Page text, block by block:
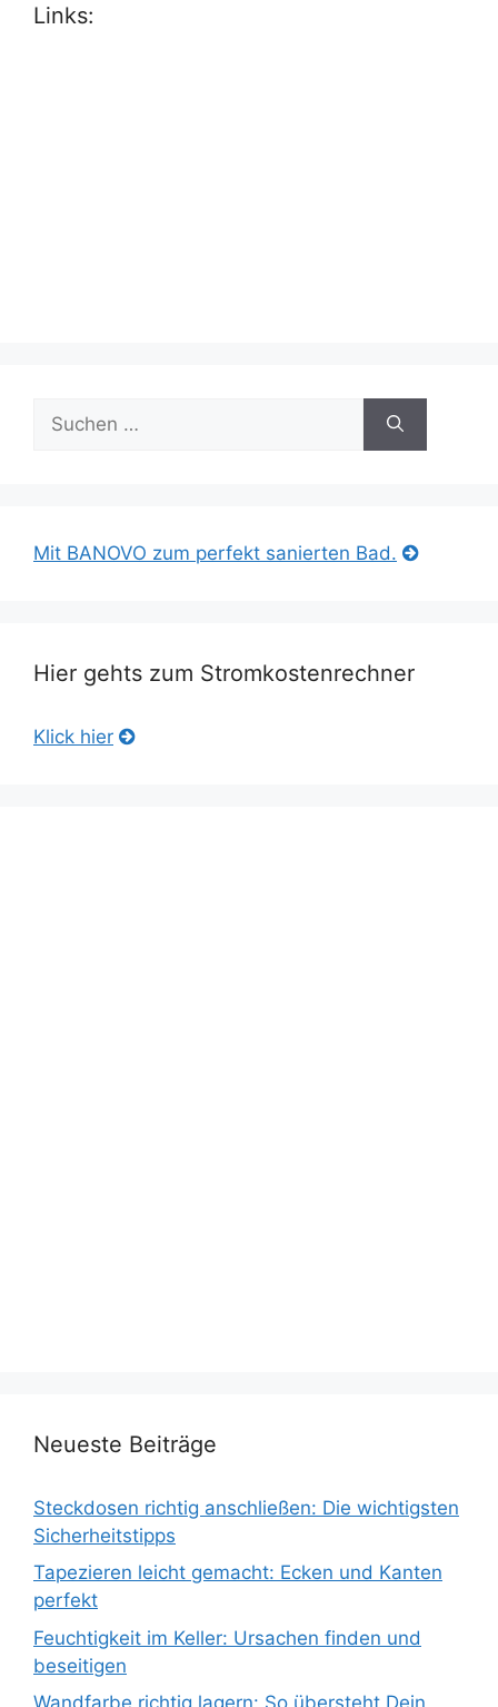
Links:
nach:
Mit BANOVO zum perfekt sanierten Bad.
Hier gehts zum Stromkostenrechner
Klick hier
Neueste Beiträge
Steckdosen richtig anschließen: Die wichtigsten
Sicherheitstipps
Tapezieren leicht gemacht: Ecken und Kanten
perfekt
Feuchtigkeit im Keller: Ursachen finden und
beseitigen
Wandfarbe richtig lagern: So übersteht Dein